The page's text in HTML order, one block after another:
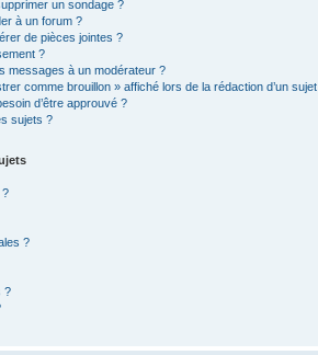
un sondage ?
à un forum ?
de pièces jointes ?
?
messages à un modérateur ?
comme brouillon » affiché lors de la rédaction d’un
d’être approuvé ?
sujets ?
?
?
?